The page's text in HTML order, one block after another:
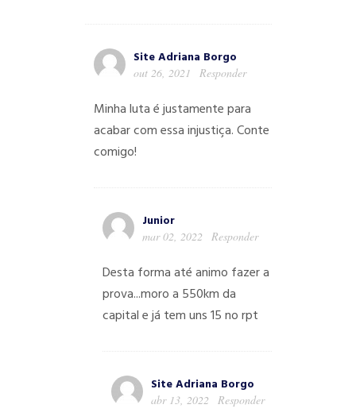
Site Adriana Borgo
out 26, 2021 Responder
Minha luta é justamente para
acabar com essa injustiça. Conte
comigo!
Junior
mar 02, 2022 Responder
Desta forma até animo fazer a
prova...moro a 550km da
capital e já tem uns 15 no rpt
Site Adriana Borgo
abr 13, 2022 Responder